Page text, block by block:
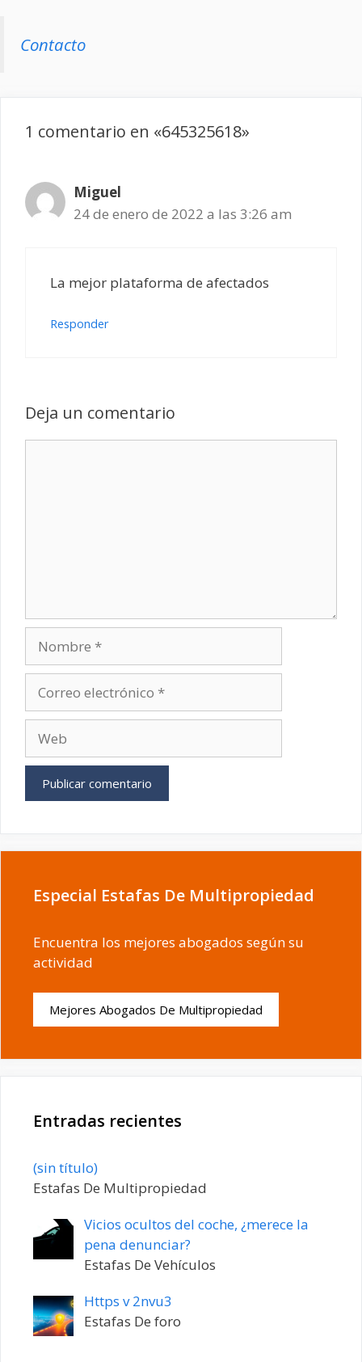
Contacto
1 comentario en «645325618»
Miguel
24 de enero de 2022 a las 3:26 am
La mejor plataforma de afectados
Responder
Deja un comentario
electrónico
Especial Estafas De Multipropiedad
Encuentra los mejores abogados según su
actividad
Mejores Abogados De Multipropiedad
Entradas recientes
(sin título)Entrada
20198
Estafas De Multipropiedad
Vicios ocultos del coche, ¿merece la
pena denunciar?
Estafas De Vehículos
Https v 2nvu3
Estafas De foro